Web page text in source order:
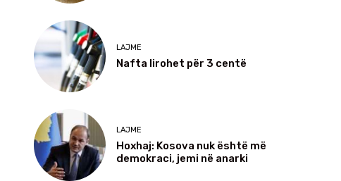
LAJME
Nafta lirohet për 3 centë
LAJME
Hoxhaj: Kosova nuk është më
demokraci, jemi në anarki